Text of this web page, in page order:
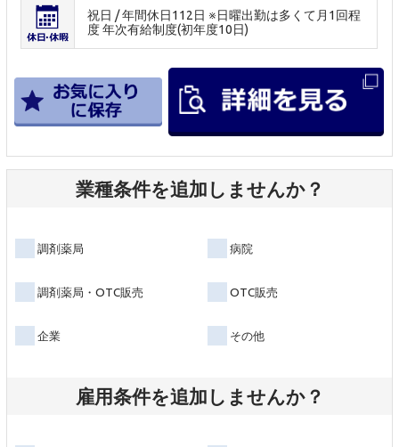
祝日 / 年間休日112日 ※日曜出勤は多くて月1回程
度 年次有給制度(初年度10日)
業種条件を追加しませんか？
調剤薬局 病院
調剤薬局・OTC販売 OTC販売
企業 その他
雇用条件を追加しませんか？